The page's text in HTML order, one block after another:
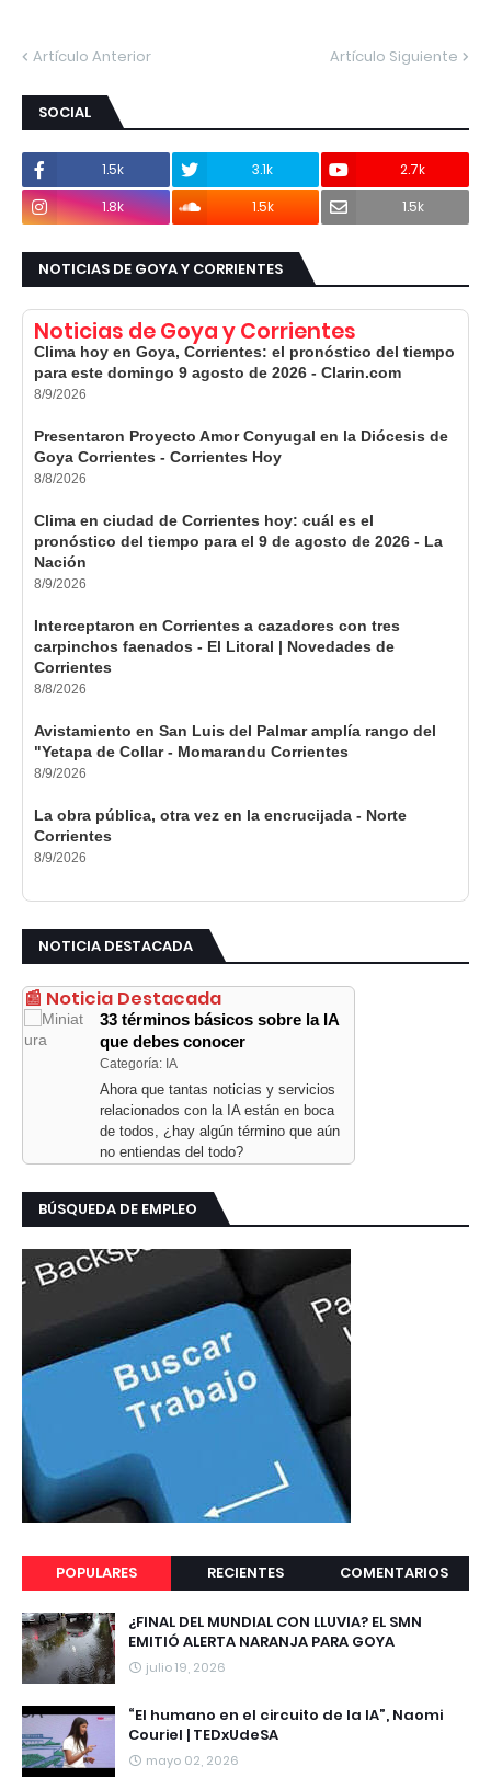
Artículo Anterior Artículo Siguiente
SOCIAL
1.5k 3.1k
2.7k
1.8k
1.5k 1.5k
NOTICIAS DE GOYA Y CORRIENTES
Noticias de Goya y Corrientes
Clima hoy en Goya, Corrientes: el pronóstico del tiempo
para este domingo 9 agosto de 2026 - Clarin.com
8/9/2026
Presentaron Proyecto Amor Conyugal en la Diócesis de
Goya Corrientes - Corrientes Hoy
8/8/2026
Clima en ciudad de Corrientes hoy: cuál es el
pronóstico del tiempo para el 9 de agosto de 2026 - La
Nación
8/9/2026
Interceptaron en Corrientes a cazadores con tres
carpinchos faenados - El Litoral | Novedades de
Corrientes
8/8/2026
Avistamiento en San Luis del Palmar amplía rango del
"Yetapa de Collar - Momarandu Corrientes
8/9/2026
La obra pública, otra vez en la encrucijada - Norte
Corrientes
8/9/2026
NOTICIA DESTACADA
📰 Noticia Destacada
33 términos básicos sobre la IA
que debes conocer
Categoría: IA
Ahora que tantas noticias y servicios
relacionados con la IA están en boca
de todos, ¿hay algún término que aún
no entiendas del todo?
BÚSQUEDA DE EMPLEO
POPULARES RECIENTES COMENTARIOS
¿FINAL DEL MUNDIAL CON LLUVIA? EL SMN
EMITIÓ ALERTA NARANJA PARA GOYA
julio 19, 2026
“El humano en el circuito de la IA”, Naomi
Couriel | TEDxUdeSA
mayo 02, 2026